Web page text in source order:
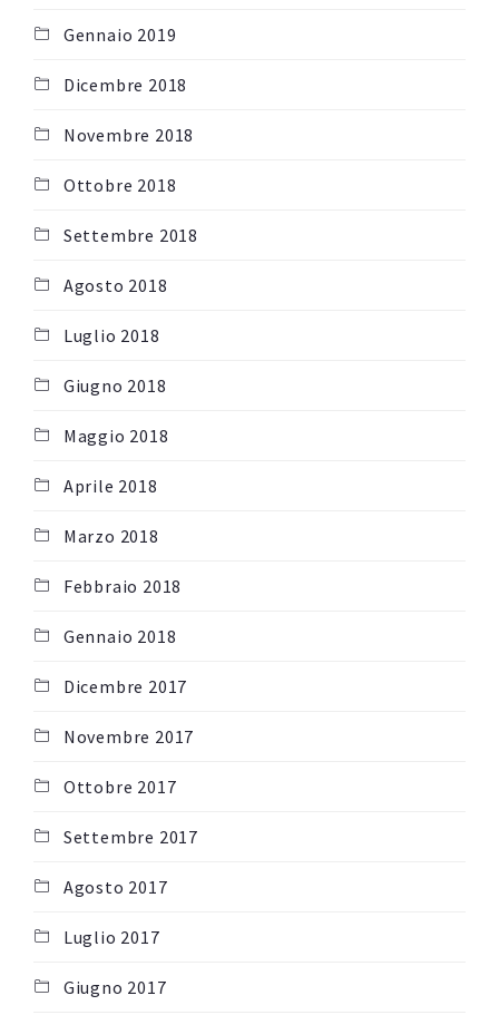
Gennaio 2019
Dicembre 2018
Novembre 2018
Ottobre 2018
Settembre 2018
Agosto 2018
Luglio 2018
Giugno 2018
Maggio 2018
Aprile 2018
Marzo 2018
Febbraio 2018
Gennaio 2018
Dicembre 2017
Novembre 2017
Ottobre 2017
Settembre 2017
Agosto 2017
Luglio 2017
Giugno 2017